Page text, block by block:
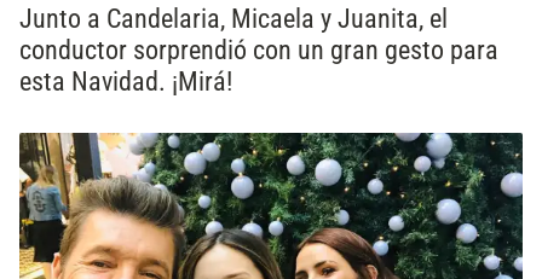
Junto a Candelaria, Micaela y Juanita, el
conductor sorprendió con un gran gesto para
esta Navidad. ¡Mirá!